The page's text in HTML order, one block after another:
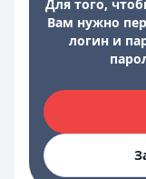
Для того,
Вам нужно
логин и